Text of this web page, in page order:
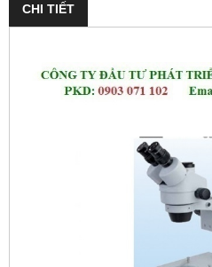
CHI TIẾT